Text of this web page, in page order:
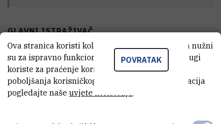
GLAVNI ISTRAŽIVAČ
Mirta Smodlaka Tanković
POVRATAK
Ova stranica koristi kolačiće. Neki od tih kolačića nužni
su za ispravno funkcioniranje stranice, dok se drugi
koriste za praćenje korištenja stranice radi
poboljšanja korisničkog iskustva. Za više informacija
pogledajte naše uvjete korištenja.